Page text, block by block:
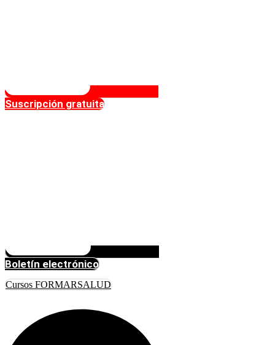
Suscripción gratuita
Boletín electrónico
Cursos FORMARSALUD